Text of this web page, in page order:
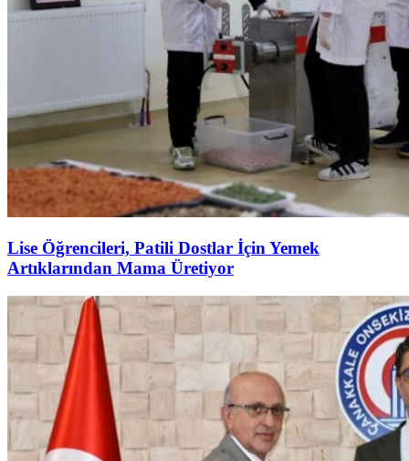
Lise Öğrencileri, Patili Dostlar İçin Yemek
Artıklarından Mama Üretiyor